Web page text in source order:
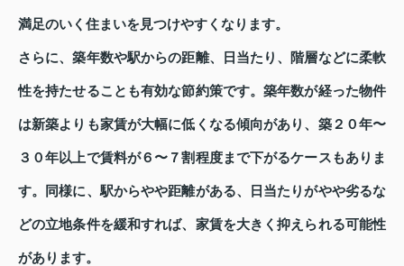
満足のいく住まいを見つけやすくなります。
さらに、築年数や駅からの距離、日当たり、階層などに柔軟
性を持たせることも有効な節約策です。築年数が経った物件
は新築よりも家賃が大幅に低くなる傾向があり、築２０年〜
３０年以上で賃料が６〜７割程度まで下がるケースもありま
す。同様に、駅からやや距離がある、日当たりがやや劣るな
どの立地条件を緩和すれば、家賃を大きく抑えられる可能性
があります。